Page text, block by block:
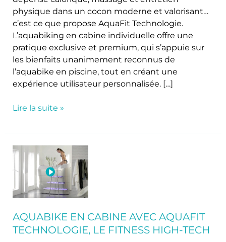
physique dans un cocon moderne et valorisant…
c’est ce que propose AquaFit Technologie.
L’aquabiking en cabine individuelle offre une
pratique exclusive et premium, qui s’appuie sur
les bienfaits unanimement reconnus de
l’aquabike en piscine, tout en créant une
expérience utilisateur personnalisée. […]
Lire la suite »
AQUABIKE EN CABINE AVEC AQUAFIT
TECHNOLOGIE, LE FITNESS HIGH-TECH
Aquabike
cabine
avec
AquaFit
Technologie,
le
fitness